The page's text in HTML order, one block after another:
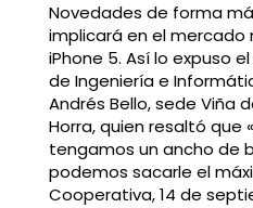
Novedades de forma
implicará en el mercado
iPhone 5. Así lo expuso
de Ingeniería e
Andrés Bello, sede Viña
Horra, quien resaltó que
tengamos un ancho de
podemos sacarle el
Cooperativa, 14 de